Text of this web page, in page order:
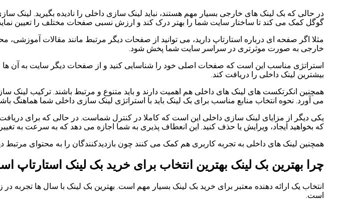
در حالی که بک لینک های خارجی بسیار مهم هستند، نباید لینک سازی داخلی را نادیده بگیرید.
گوگل کمک می کند تا ساختار سایت شما را بهتر درک کند و ارزش نسبی صفحات مختلف را تعیین
مثلا اگر صفحه ای درباره استارتاپ دارید، می توانید از صفحات دیگر مرتبط مانند مقالات
خارجی به صورت موثرتری در سراسر سایت شما پخش شود.
استراتژی مناسب این است که صفحات اصلی خود را شناسایی کنید و از صفحات دیگر سایت به آن ها
بیشترین لینک داخلی را دریافت کند.
همچنین انکرتکست های لینک های داخلی هم اهمیت دارند و باید متنوع و مرتبط باشند. ترکیب لینک
می آورد. نحوه انتخاب منابع مناسب برای بک لینک باید با استراتژی لینک سازی داخلی شما هماهنگ
یکی دیگر از مزایای لینک سازی داخلی این است که کاملا در کنترل شماست. در حالی که برای
که بخواهید ایجاد، ویرایش یا حذف کنید. این انعطاف پذیری به شما اجازه می دهد که به سرعت به
همچنین لینک های داخلی به تجربه کاربری هم کمک می کنند چون بازدیدکنندگان را به محتوای
چرا بهترین بک لینک بهترین انتخاب برای خرید بک لینک استارتاپ
انتخاب یک ارائه دهنده معتبر برای خرید بک لینک بسیار مهم است. بهترین بک لینک با سال ها تجربه
است.